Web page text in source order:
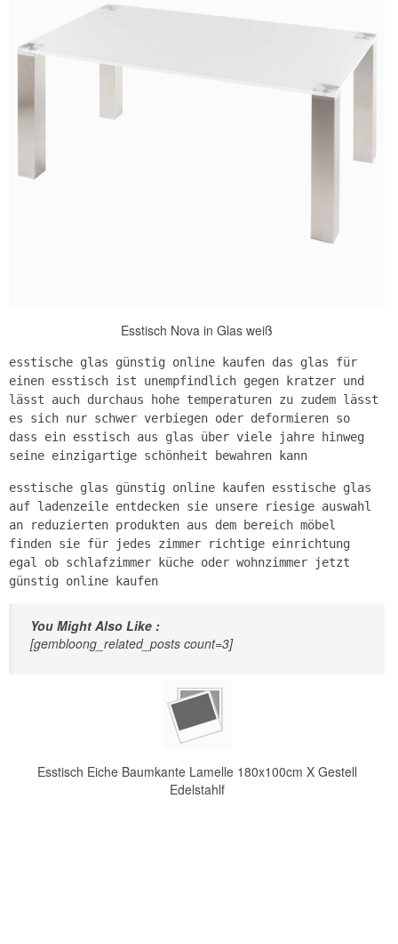
Esstisch Nova in Glas weiß
esstische glas günstig online kaufen das glas für
einen esstisch ist unempfindlich gegen kratzer und
lässt auch durchaus hohe temperaturen zu zudem lässt
es sich nur schwer verbiegen oder deformieren so
dass ein esstisch aus glas über viele jahre hinweg
seine einzigartige schönheit bewahren kann
esstische glas günstig online kaufen esstische glas
auf ladenzeile entdecken sie unsere riesige auswahl
an reduzierten produkten aus dem bereich möbel
finden sie für jedes zimmer richtige einrichtung
egal ob schlafzimmer küche oder wohnzimmer jetzt
günstig online kaufen
You Might Also Like :
[gembloong_related_posts count=3]
Esstisch Eiche Baumkante Lamelle 180x100cm X Gestell
Edelstahlf